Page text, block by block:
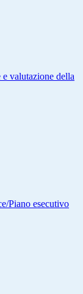
valutazione della
Piano esecutivo